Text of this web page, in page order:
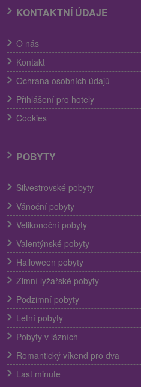
KONTAKTNÍ ÚDAJE
O nás
Kontakt
Ochrana osobních údajů
Přihlášení pro hotely
Cookies
POBYTY
Silvestrovské pobyty
Vánoční pobyty
Velikonoční pobyty
Valentýnské pobyty
Halloween pobyty
Zimní lyžařské pobyty
Podzimní pobyty
Letní pobyty
Pobyty v lázních
Romantický víkend pro dva
Last minute